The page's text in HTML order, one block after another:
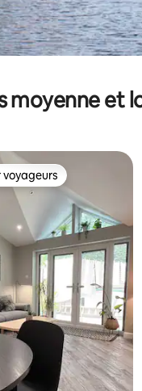
moyenne et
226 commentaires :
les plus